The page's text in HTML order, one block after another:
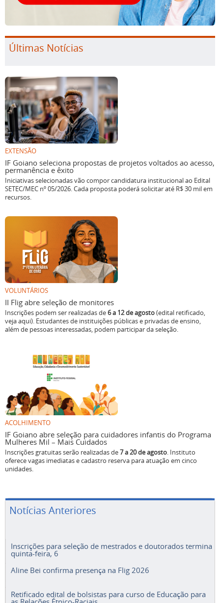
Últimas Notícias
EXTENSÃO
IF Goiano seleciona propostas de projetos voltados ao acesso,
permanência e êxito
Iniciativas selecionadas vão compor candidatura institucional ao Edital
SETEC/MEC nº 05/2026. Cada proposta poderá solicitar até R$ 30 mil em
recursos.
VOLUNTÁRIOS
II Flig abre seleção de monitores
Inscrições podem ser realizadas de6 a 12 de agosto(edital retificado,
veja aqui). Estudantes de instituições públicas e privadas de ensino,
além de pessoas interessadas, podem participar da seleção.
ACOLHIMENTO
IF Goiano abre seleção para cuidadores infantis do Programa
Mulheres Mil – Mais Cuidados
Inscrições gratuitas serão realizadas de7 a 20 de agosto. Instituto
oferece vagas imediatas e cadastro reserva para atuação em cinco
unidades.
Notícias Anteriores
Inscrições para seleção de mestrados e doutorados termina
quinta-feira, 6
Aline Bei confirma presença na Flig 2026
Retificado edital de bolsistas para curso de Educação para